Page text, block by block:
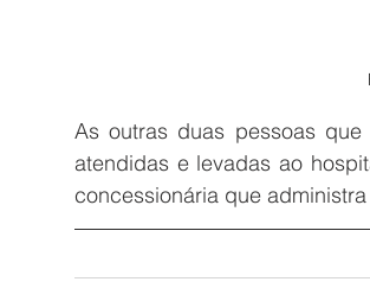
As outras duas pessoas
atendidas e levadas ao
concessionária que